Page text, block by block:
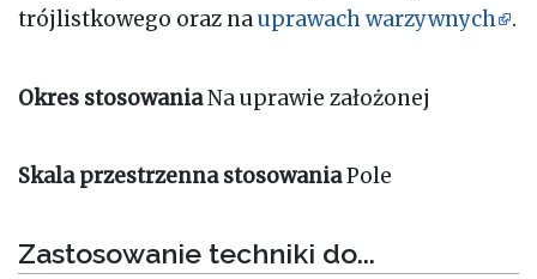
trójlistkowego oraz nauprawach warzywnych .
Okres stosowaniaNa uprawie założonej
Skala przestrzenna stosowaniaPole
Zastosowanie techniki do...